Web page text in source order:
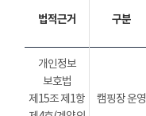
법적근거 구분
개인정보
보호법
제15조 제1항
캠핑장 운영